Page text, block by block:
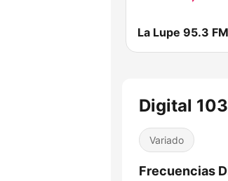
La Lupe 95.3 FM
Digital
Variado
Frecuencias